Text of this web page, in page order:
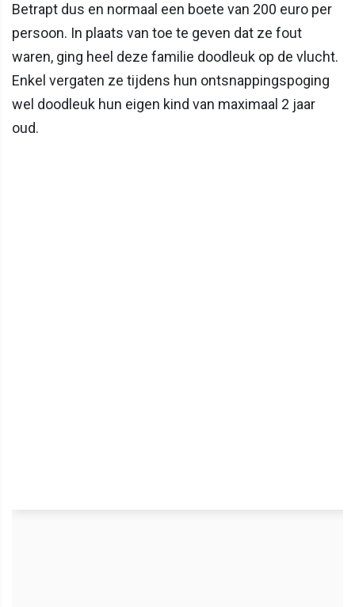
Betrapt dus en normaal een boete van 200 euro per
persoon. In plaats van toe te geven dat ze fout
waren, ging heel deze familie doodleuk op de vlucht.
Enkel vergaten ze tijdens hun ontsnappingspoging
wel doodleuk hun eigen kind van maximaal 2 jaar
oud.